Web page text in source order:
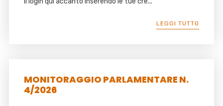
LEGGI TUTTO
MONITORAGGIO PARLAMENTARE N.
4/2026